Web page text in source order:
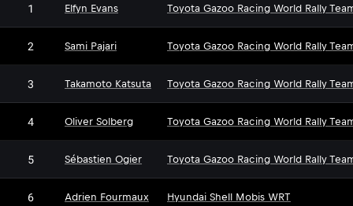
1 Elfyn Evans Toyota Gazoo Racing World Rally
2 Sami Pajari Toyota Gazoo Racing World Rally
3 Takamoto Katsuta Toyota Gazoo Racing World Rally
4 Oliver Solberg Toyota Gazoo Racing World Rally
5 Sébastien Ogier Toyota Gazoo Racing World Rally
6 Adrien Fourmaux Hyundai Shell Mobis WRT